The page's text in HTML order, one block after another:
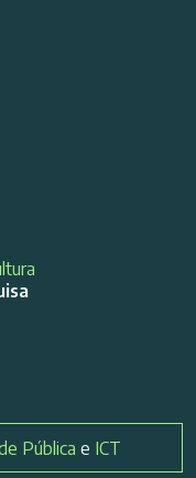
Pública e ICT